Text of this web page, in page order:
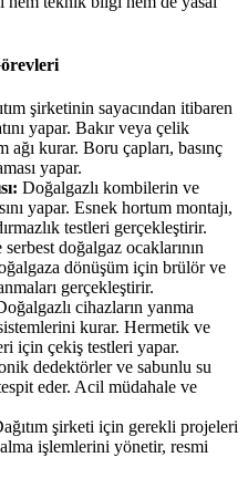
şirketinin sayacından itibaren
yapar. Bakır veya çelik
ağı kurar. Boru çapları, basınç
yapar.
Doğalgazlı kombilerin ve
yapar. Esnek hortum montajı,
testleri gerçekleştirir.
doğalgaz ocaklarının
dönüşüm için brülör ve
gerçekleştirir.
cihazların yanma
sistemlerini kurar. Hermetik ve
için çekiş testleri yapar.
dedektörler ve sabunlu su
eder. Acil müdahale ve
şirketi için gerekli projeleri
işlemlerini yönetir, resmi